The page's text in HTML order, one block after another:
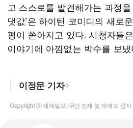
고 스스로를 발견해가는 과정
댓값’은 하이틴 코미디의 새로
평이 쏟아지고 있다. 시청자들
이야기에 아낌없는 박수를 보냈
이정문 기자
Copyright ⓒ 세계일보. 무단 전재 및 재배포 금지